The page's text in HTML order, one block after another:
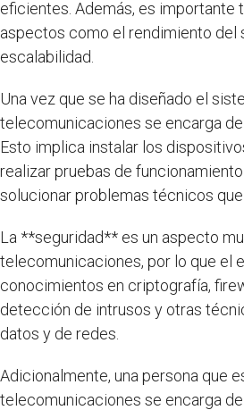
eficientes. Además, es importante
aspectos como el rendimiento del
escalabilidad.
Una vez que se ha diseñado el
telecomunicaciones se encarga
Esto implica instalar los
realizar pruebas de
solucionar problemas técnicos que
La **seguridad** es un aspecto
telecomunicaciones, por lo que el
conocimientos en criptografía,
detección de intrusos y otras
datos y de redes.
Adicionalmente, una persona que
telecomunicaciones se encarga